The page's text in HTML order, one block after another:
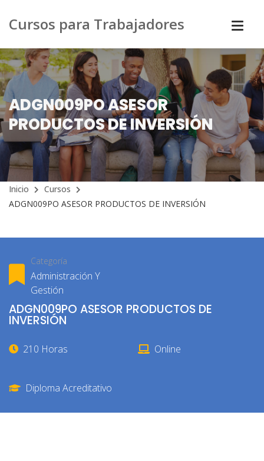
Cursos para Trabajadores
ADGN009PO ASESOR
PRODUCTOS DE INVERSIÓN
Inicio
Cursos
ADGN009PO ASESOR PRODUCTOS DE INVERSIÓN
Categoría
Administración Y
Gestión
ADGN009PO ASESOR PRODUCTOS DE
INVERSIÓN
210 Horas Online
Diploma Acreditativo